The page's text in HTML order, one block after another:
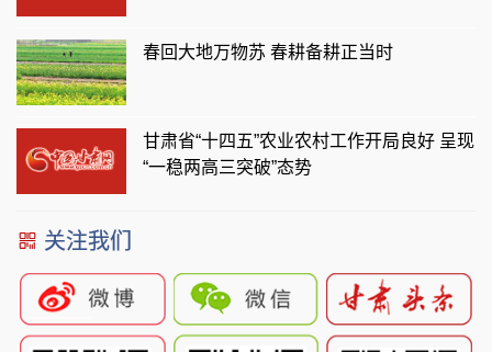
春回大地万物苏 春耕备耕正当时
甘肃省“十四五”农业农村工作开局良好 呈现
“一稳两高三突破”态势
关注我们